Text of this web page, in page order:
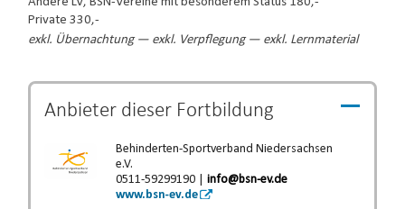
Private 330,-
exkl. Übernachtung — exkl. Verpflegung — exkl. Lernmaterial
Anbieter dieser Fortbildung
Behinderten-Sportverband Niedersachsen
e.V.
0511-59299190 | info@bsn-ev.de
www.bsn-ev.de